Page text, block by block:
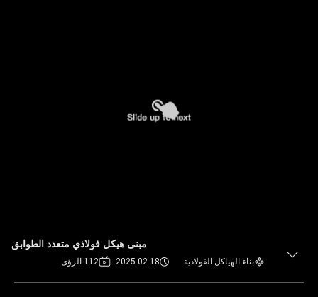
مبنى هيكل فولاذي متعدد الطوابق
بناء الهياكل الفولاذية 2025-02-18 112 الرؤى